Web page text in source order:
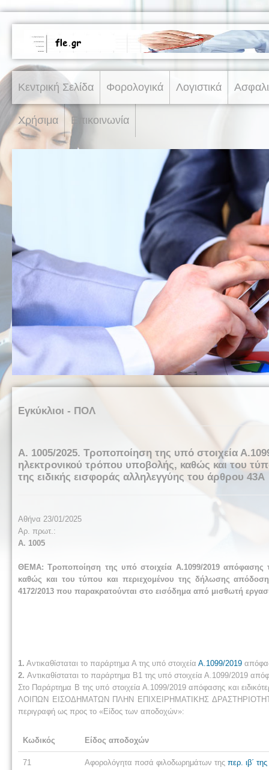
Κεντρική Σελίδα Φορολογικά Λογιστικά
Χρήσιμα Επικοινωνία
Εγκύκλιοι - ΠΟΛ
Α. 1005/2025. Τροποποίηση της υπό στοιχεία
ηλεκτρονικού τρόπου υποβολής, καθώς και του
της ειδικής εισφοράς αλληλεγγύης του άρθρου 43Α
Αθήνα 23/01/2025
Αρ. πρωτ.:
Α. 1005
ΘΕΜΑ: Τροποποίηση της υπό στοιχεία Α.1099/2019 απόφασης
καθώς και του τύπου και περιεχομένου της δήλωσης
4172/2013 που παρακρατούνται στο εισόδημα από μισθωτή
1. Αντικαθίσταται το παράρτημα Α της υπό στοιχεία Α.1099/2019
2. Αντικαθίσταται το παράρτημα Β1 της υπό στοιχεία Α.1099/2019
Στο Παράρτημα Β της υπό στοιχεία Α.1099/2019 απόφασης και
ΛΟΙΠΩΝ ΕΙΣΟΔΗΜΑΤΩΝ ΠΛΗΝ ΕΠΙΧΕΙΡΗΜΑΤΙΚΗΣ
περιγραφή ως προς το «Είδος των αποδοχών»:
Κωδικός Είδος αποδοχών
71 Αφορολόγητα ποσά φιλοδωρημάτων της περ. ιβ΄